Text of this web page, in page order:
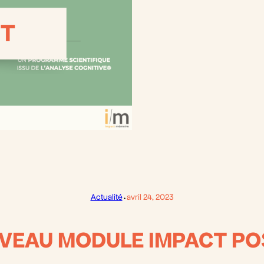
Actualité·avril 24, 2023
MODULE IMPACT